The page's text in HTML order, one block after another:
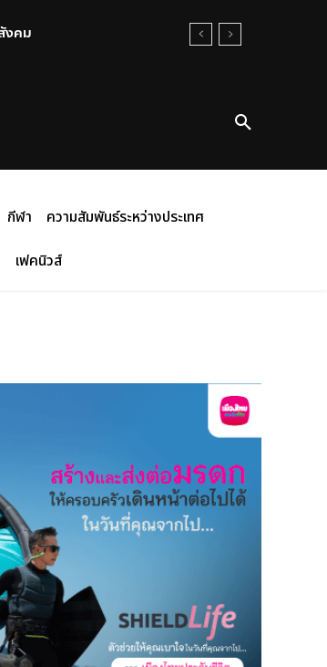
ม
ให้กำลังใจ
กีฬา
ความสัมพันธ์ระหว่างประเทศ
เฟคนิวส์